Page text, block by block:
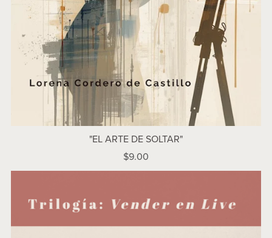
"EL ARTE DE SOLTAR"
$9.00